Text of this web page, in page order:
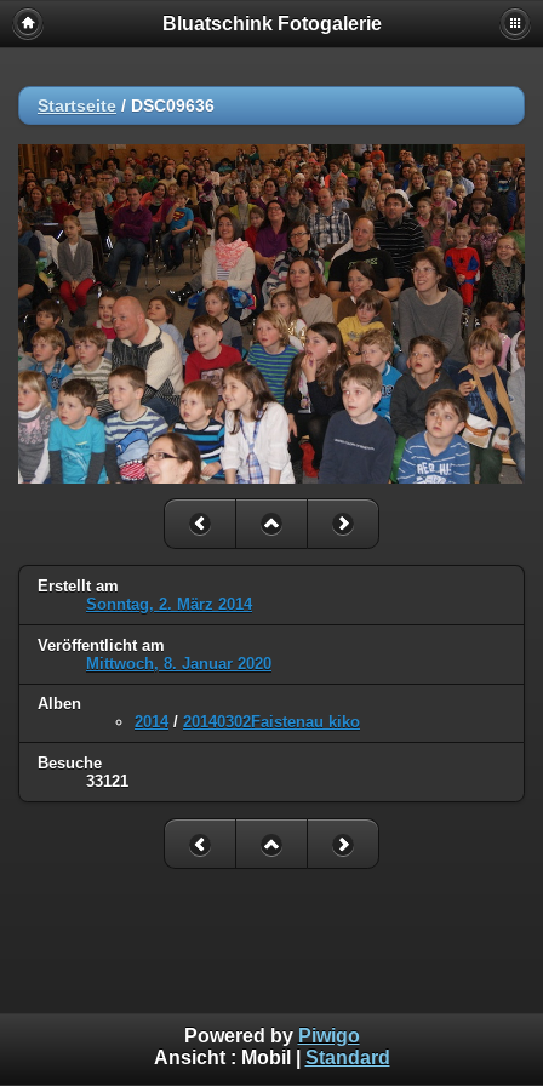
Bluatschink Fotogalerie
Startseite / DSC09636
Erstellt am
Sonntag, 2. März 2014
Veröffentlicht am
Mittwoch, 8. Januar 2020
Alben
2014/ 20140302Faistenau kiko
Besuche
33121
Powered by Piwigo
Ansicht : Mobil Standard